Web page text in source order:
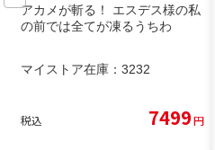
アカメが斬る！ エスデス様の私
の前では全てが凍るうちわ
マイストア在庫： 3232
税込 7499円